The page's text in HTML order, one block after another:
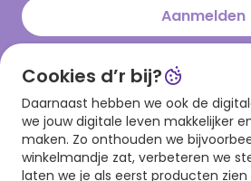
Aanmelden
Download onze app
Cookies d’r bij?
Daarnaast hebben we ook de
we jouw digitale leven makkelijker
maken. Zo onthouden we
winkelmandje zat, verbeteren we
laten we je als eerst producten